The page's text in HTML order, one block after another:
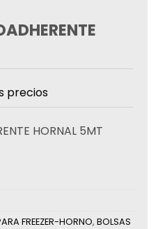
precios
HORNAL 5MT
FREEZER-HORNO, BOLSAS